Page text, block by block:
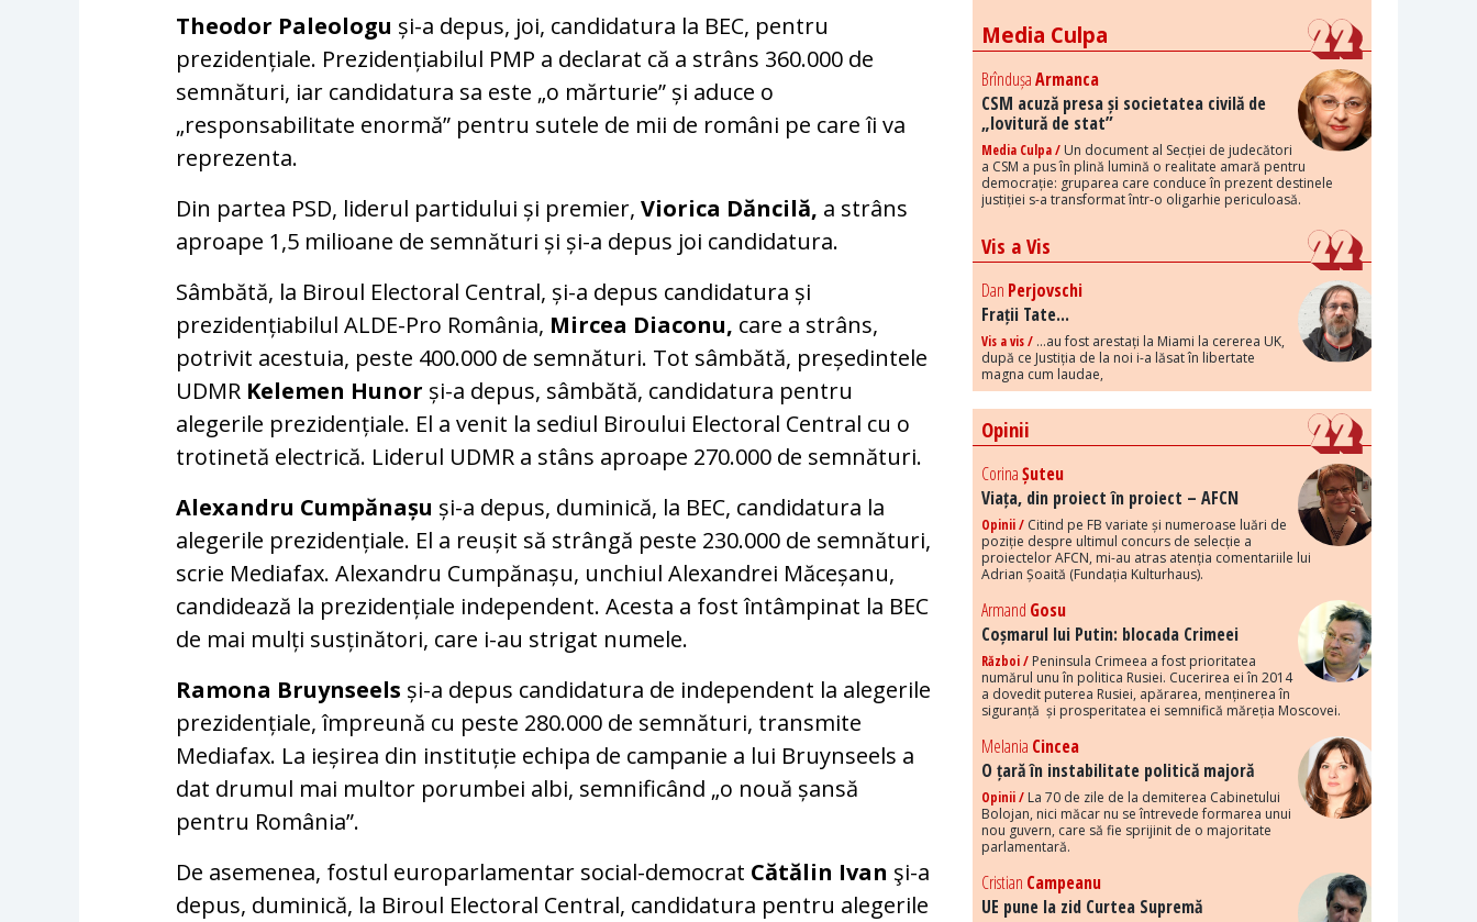
Theodor Paleologu și-a depus, joi, candidatura la BEC, pentru
prezidențiale. Prezidențiabilul PMP a declarat că a strâns 360.000 de
semnături, iar candidatura sa este „o mărturie” și aduce o
„responsabilitate enormă” pentru sutele de mii de români pe care îi va
reprezenta.
Din partea PSD, liderul partidului și premier,Viorica Dăncilă, a strâns
aproape 1,5 milioane de semnături și și-a depus joi candidatura.
Sâmbătă, la Biroul Electoral Central, și-a depus candidatura și
prezidențiabilul ALDE-Pro România, Mircea Diaconu, care a strâns,
potrivit acestuia, peste 400.000 de semnături. Tot sâmbătă, președintele
UDMR Kelemen Hunor și-a depus, sâmbătă, candidatura pentru
alegerile prezidențiale. El a venit la sediul Biroului Electoral Central cu o
trotinetă electrică. Liderul UDMR a stâns aproape 270.000 de semnături.
Alexandru Cumpănașu și-a depus, duminică, la BEC, candidatura la
alegerile prezidențiale. El a reușit să strângă peste 230.000 de semnături,
scrie Mediafax. Alexandru Cumpănașu, unchiul Alexandrei Măceșanu,
candidează la prezidențiale independent. Acesta a fost întâmpinat la BEC
de mai mulți susținători, care i-au strigat numele.
Ramona Bruynseels și-a depus candidatura de independent la alegerile
prezidențiale, împreună cu peste 280.000 de semnături, transmite
Mediafax. La ieșirea din instituție echipa de campanie a lui Bruynseels a
dat drumul mai multor porumbei albi, semnificând „o nouă șansă
pentru România”.
De asemenea, fostul europarlamentar social-democrat Cătălin Ivan şi-a
depus, duminică, la Biroul Electoral Central, candidatura pentru alegerile
Media Culpa
BrîndușaArmanca
CSM acuză presa și societatea civilă de
„lovitură de stat”
Media Culpa / Un document al Secției de judecători
a CSM a pus în plină lumină o realitate amară pentru
democrație: gruparea care conduce în prezent destinele
justiției s-a transformat într-o oligarhie periculoasă.
Vis a Vis
Dan Perjovschi
Frații Tate...
Vis a vis / ...au fost arestați la Miami la cererea UK,
după ce Justiția de la noi i-a lăsat în libertate
magna cum laudae,
Opinii
CorinaȘuteu
Viața, din proiect în proiect – AFCN
Opinii / Citind pe FB variate și numeroase luări de
poziție despre ultimul concurs de selecție a
proiectelor AFCN, mi-au atras atenția comentariile lui
Adrian Șoaită (Fundația Kulturhaus).
Armand Gosu
Coșmarul lui Putin: blocada Crimeei
Război / Peninsula Crimeea a fost prioritatea
numărul unu în politica Rusiei. Cucerirea ei în 2014
a dovedit puterea Rusiei, apărarea, menținerea în
siguranță și prosperitatea ei semnifică măreția Moscovei.
Melania Cincea
O țară în instabilitate politică majoră
Opinii / La 70 de zile de la demiterea Cabinetului
Bolojan, nici măcar nu se întrevede formarea unui
nou guvern, care să fie sprijinit de o majoritate
parlamentară.
Cristian Campeanu
UE pune la zid Curtea Supremă